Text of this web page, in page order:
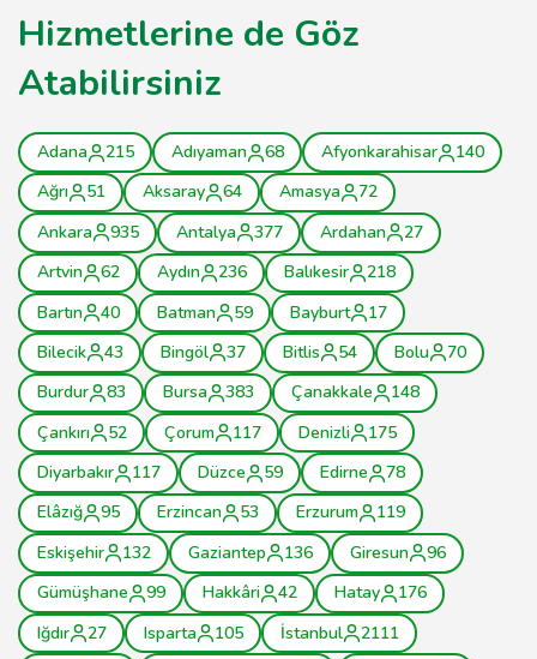
Hizmetlerine de Göz
Atabilirsiniz
Adana 215 Adıyaman 68 Afyonkarahisar
140
Ağrı
51 Aksaray 64 Amasya
72
Ankara
935 Antalya 377 Ardahan
27
Artvin
62 Aydın 236 Balıkesir
218
Bartın
40 Batman 59 Bayburt
17
Bilecik
43 Bingöl 37 Bitlis 54 Bolu
70
Burdur
83 Bursa 383 Çanakkale
148
Çankırı
52 Çorum 117 Denizli
175
Diyarbakır
117 Düzce 59 Edirne
78
Elâzığ
95 Erzincan 53 Erzurum
119
Eskişehir
132 Gaziantep 136 Giresun
96
Gümüşhane
99 Hakkâri 42 Hatay
176
Iğdır
27 Isparta 105 İstanbul
2111